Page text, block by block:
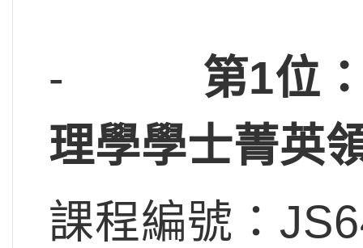
- 第1位
理學學士菁英
課程編號：